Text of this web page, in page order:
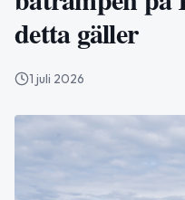
detta gäller
1 juli 2026